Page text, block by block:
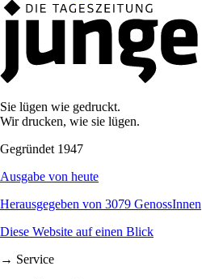
Sie lügen wie gedruckt.
Wir drucken, wie sie lügen.
Gegründet 1947
Ausgabe von heute
Herausgegeben von 3079 GenossInnen
Diese Website auf einen Blick
→ Service